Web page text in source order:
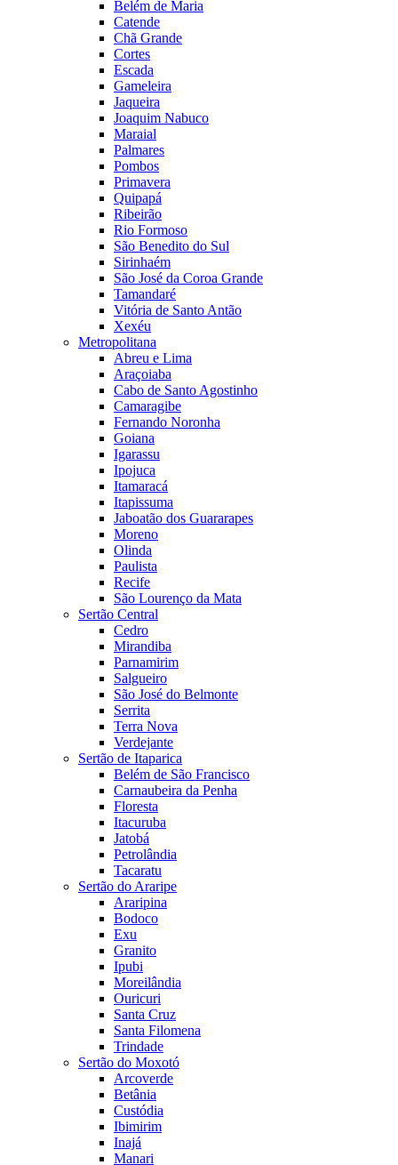
Belém de Maria
Catende
Chã Grande
Cortes
Escada
Gameleira
Jaqueira
Joaquim Nabuco
Maraial
Palmares
Pombos
Primavera
Quipapá
Ribeirão
Rio Formoso
São Benedito do Sul
Sirinhaém
São José da Coroa Grande
Tamandaré
Vitória de Santo Antão
Xexéu
Metropolitana
Abreu e Lima
Araçoiaba
Cabo de Santo Agostinho
Camaragibe
Fernando Noronha
Goiana
Igarassu
Ipojuca
Itamaracá
Itapissuma
Jaboatão dos Guararapes
Moreno
Olinda
Paulista
Recife
São Lourenço da Mata
Sertão Central
Cedro
Mirandiba
Parnamirim
Salgueiro
São José do Belmonte
Serrita
Terra Nova
Verdejante
Sertão de Itaparica
Belém de São Francisco
Carnaubeira da Penha
Floresta
Itacuruba
Jatobá
Petrolândia
Tacaratu
Sertão do Araripe
Araripina
Bodoco
Exu
Granito
Ipubi
Moreilândia
Ouricuri
Santa Cruz
Santa Filomena
Trindade
Sertão do Moxotó
Arcoverde
Betânia
Custódia
Ibimirim
Inajá
Manari